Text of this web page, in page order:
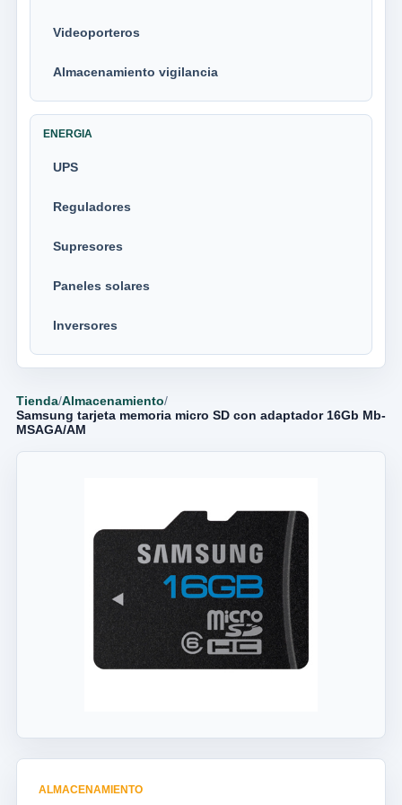
Videoporteros
Almacenamiento vigilancia
ENERGIA
UPS
Reguladores
Supresores
Paneles solares
Inversores
Tienda/Almacenamiento/
Samsung tarjeta memoria micro SD con adaptador 16Gb Mb-
MSAGA/AM
ALMACENAMIENTO